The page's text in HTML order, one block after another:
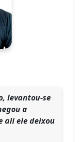
levantou-se
a
ali ele deixou